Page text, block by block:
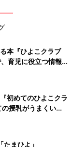
本『ひよこクラブ
育児に役立つ情報が
初めてのひよこクラ
授乳がうまくい
のトラブル 解決テ
まひよ」